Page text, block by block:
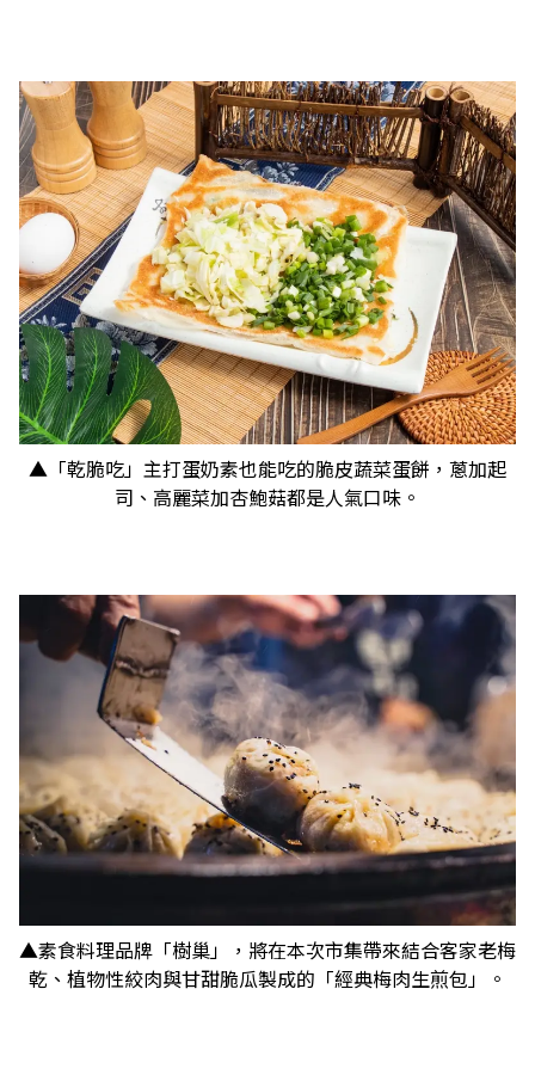
▲「乾脆吃」主打蛋奶素也能吃的脆皮蔬菜蛋餅，蔥加起
司、高麗菜加杏鮑菇都是人氣口味。
▲素食料理品牌「樹巢」，將在本次市集帶來結合客家老梅
乾、植物性絞肉與甘甜脆瓜製成的「經典梅肉生煎包」。